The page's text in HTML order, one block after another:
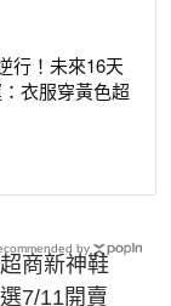
行！未來16天
衣服穿黃色超
商新神鞋
7/11開賣
by